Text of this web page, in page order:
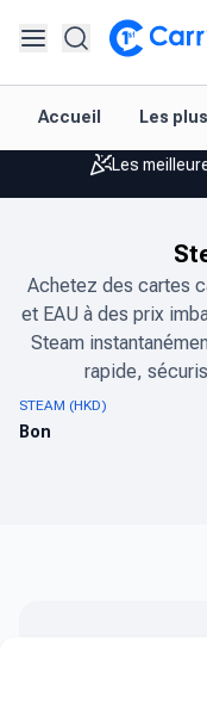
Accueil Les
Les
Noté
Les
Achetez des cartes
et EAU à des prix
Steam
rapide,
STEAM (HKD)
Bon
Vous ne
Vous ne trouvez